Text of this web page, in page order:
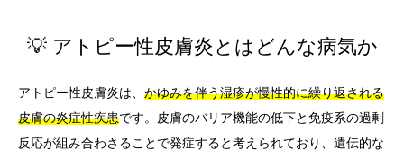
💡 アトピー性皮膚炎とはどんな病気か
アトピー性皮膚炎は、 かゆみを伴う湿疹が慢性的に繰り返される
皮膚の炎症性疾患です。皮膚のバリア機能の低下と免疫系の過剰
反応が組み合わさることで発症すると考えられており、遺伝的な